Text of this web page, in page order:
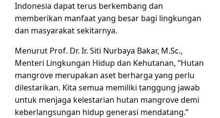
Indonesia dapat terus berkembang dan
memberikan manfaat yang besar bagi lingkungan
dan masyarakat sekitarnya.
Menurut Prof. Dr. Ir. Siti Nurbaya Bakar, M.Sc.,
Menteri Lingkungan Hidup dan Kehutanan, “Hutan
mangrove merupakan aset berharga yang perlu
dilestarikan. Kita semua memiliki tanggung jawab
untuk menjaga kelestarian hutan mangrove demi
keberlangsungan hidup generasi mendatang.”